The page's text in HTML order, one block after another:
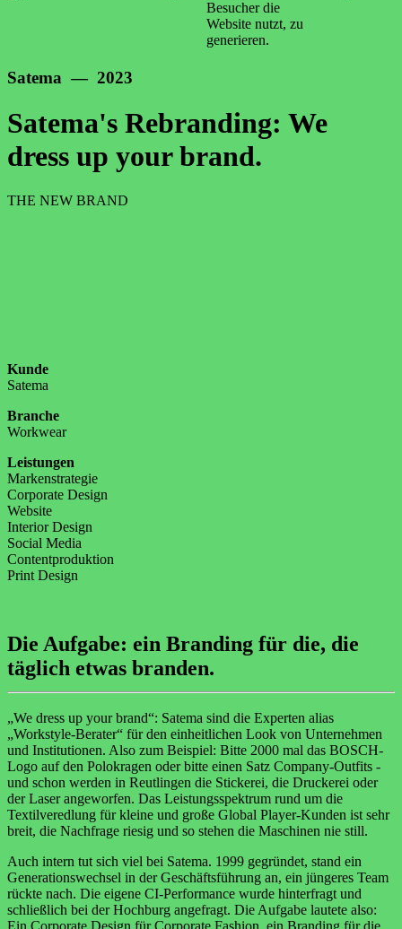
Besucher die
Website nutzt, zu
generieren.
Satema — 2023
Satema's Rebranding: We
dress up your brand.
THE NEW BRAND
Kunde
Satema
Branche
Workwear
Leistungen
Markenstrategie
Corporate Design
Website
Interior Design
Social Media
Contentproduktion
Print Design
Die Aufgabe: ein Branding für die, die
täglich etwas branden.
„We dress up your brand“: Satema sind die Experten alias
„Workstyle-Berater“ für den einheitlichen Look von Unternehmen
und Institutionen. Also zum Beispiel: Bitte 2000 mal das BOSCH-
Logo auf den Polokragen oder bitte einen Satz Company-Outfits -
und schon werden in Reutlingen die Stickerei, die Druckerei oder
der Laser angeworfen. Das Leistungsspektrum rund um die
Textilveredlung für kleine und große Global Player-Kunden ist sehr
breit, die Nachfrage riesig und so stehen die Maschinen nie still.
Auch intern tut sich viel bei Satema. 1999 gegründet, stand ein
Generationswechsel in der Geschäftsführung an, ein jüngeres Team
rückte nach. Die eigene CI-Performance wurde hinterfragt und
schließlich bei der Hochburg angefragt. Die Aufgabe lautete also: